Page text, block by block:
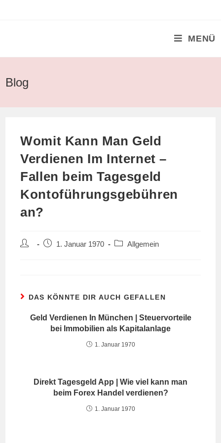
MENÜ
Blog
Womit Kann Man Geld
Verdienen Im Internet –
Fallen beim Tagesgeld
Kontoführungsgebühren
an?
Beitrags-Beitrag1. Januar 1970
Beitrags-
Allgemein
DAS KÖNNTE DIR AUCH GEFALLEN
Geld Verdienen In München | Steuervorteile
bei Immobilien als Kapitalanlage
1. Januar 1970
Direkt Tagesgeld App | Wie viel kann man
beim Forex Handel verdienen?
1. Januar 1970